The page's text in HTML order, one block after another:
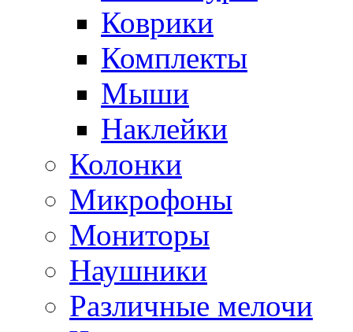
Коврики
Комплекты
Мыши
Наклейки
Колонки
Микрофоны
Мониторы
Наушники
Различные мелочи